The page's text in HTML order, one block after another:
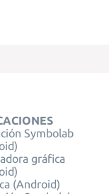
Symbolab
gráfica
(Android)